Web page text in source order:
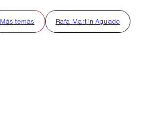
Más temas Rafa Martín Aguado